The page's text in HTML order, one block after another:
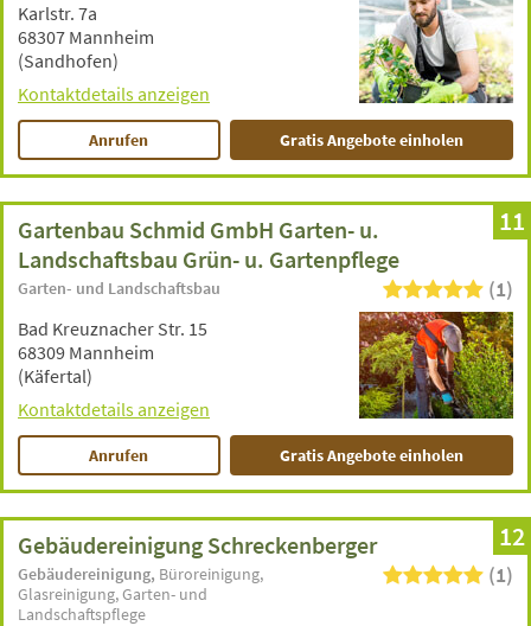
Karlstr. 7a
68307 Mannheim
(Sandhofen)
Kontaktdetails anzeigen
Anrufen Gratis Angebote einholen
11
Gartenbau Schmid GmbH Garten- u.
Landschaftsbau Grün- u. Gartenpflege
Garten- und Landschaftsbau (1)
Bad Kreuznacher Str. 15
68309 Mannheim
(Käfertal)
Kontaktdetails anzeigen
Anrufen Gratis Angebote einholen
12
Gebäudereinigung Schreckenberger
Gebäudereinigung Büroreinigung
Glasreinigung Garten- und
Landschaftspflege
(1)